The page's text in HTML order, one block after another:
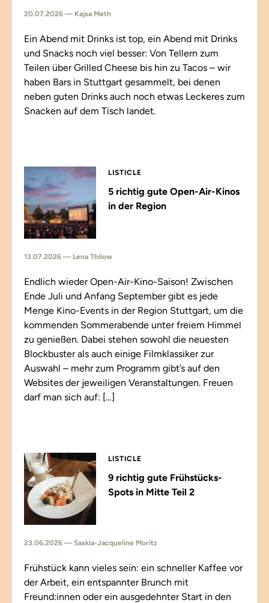
20.07.2026 — Kajsa Meth
Ein Abend mit Drinks ist top, ein Abend mit Drinks
und Snacks noch viel besser: Von Tellern zum
Teilen über Grilled Cheese bis hin zu Tacos – wir
haben Bars in Stuttgart gesammelt, bei denen
neben guten Drinks auch noch etwas Leckeres zum
Snacken auf dem Tisch landet.
LISTICLE
5 richtig gute Open-Air-Kinos
in der Region
13.07.2026 — Lena Thilow
Endlich wieder Open-Air-Kino-Saison! Zwischen
Ende Juli und Anfang September gibt es jede
Menge Kino-Events in der Region Stuttgart, um die
kommenden Sommerabende unter freiem Himmel
zu genießen. Dabei stehen sowohl die neuesten
Blockbuster als auch einige Filmklassiker zur
Auswahl – mehr zum Programm gibt’s auf den
Websites der jeweiligen Veranstaltungen. Freuen
darf man sich auf: […]
LISTICLE
9 richtig gute Frühstücks-
Spots in Mitte Teil 2
23.06.2026 — Saskia-Jacqueline Moritz
Frühstück kann vieles sein: ein schneller Kaffee vor
der Arbeit, ein entspannter Brunch mit
Freund:innen oder ein ausgedehnter Start in den